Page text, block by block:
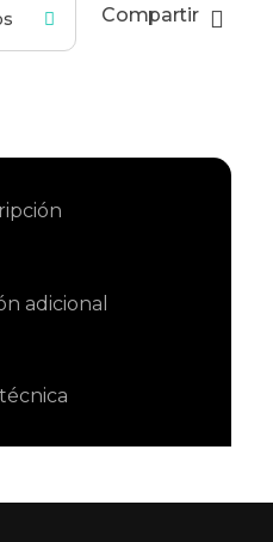
Compartir
adicional